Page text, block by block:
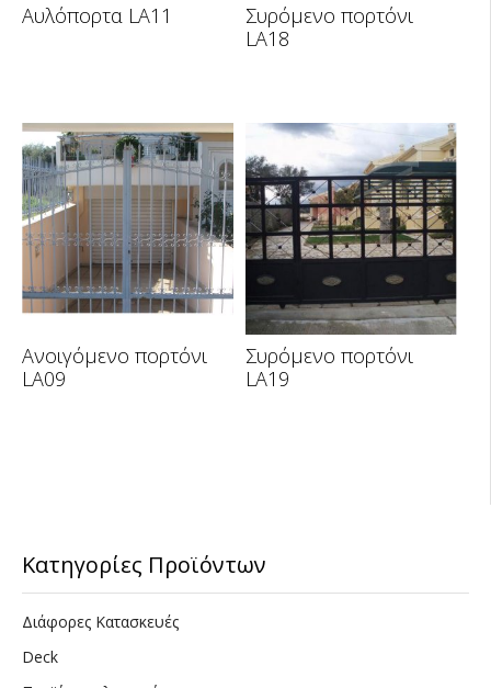
Αυλόπορτα LA11
Συρόμενο πορτόνι
LA18
Ανοιγόμενο πορτόνι
LA09
Συρόμενο πορτόνι
LA19
Κατηγορίες Προϊόντων
Διάφορες Κατασκευές
Deck